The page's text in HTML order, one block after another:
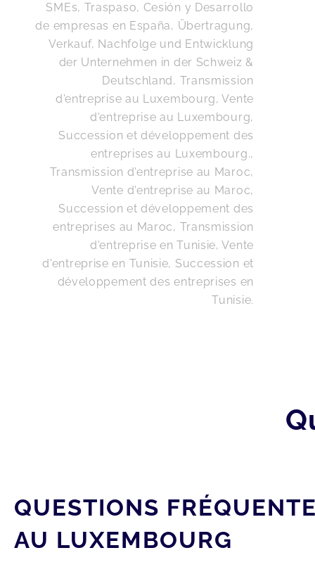
SMEs, Traspaso, Cesión y Desarrollo
de empresas en España, Übertragung,
Verkauf, Nachfolge und Entwicklung
der Unternehmen in der Schweiz &
Deutschland , Transmission
d'entreprise au Luxembourg, Vente
d'entreprise au Luxembourg,
Succession et développement des
entreprises au Luxembourg.,
Transmission d'entreprise au Maroc,
Vente d'entreprise au Maroc,
Succession et développement des
entreprises au Maroc, Transmission
d'entreprise en Tunisie, Vente
d'entreprise en Tunisie, Succession et
développement des entreprises en
Tunisie.
QUESTIONS
AU LUXEMBOURG